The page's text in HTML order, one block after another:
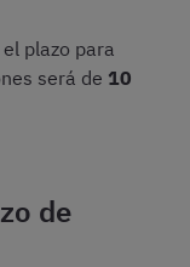
plazo para
será de 10
de